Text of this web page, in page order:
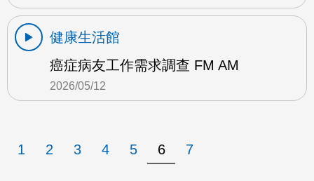
健康生活館
癌症病友工作需求調查 FM AM
2026/05/12
1 2 3 4 5 6 7